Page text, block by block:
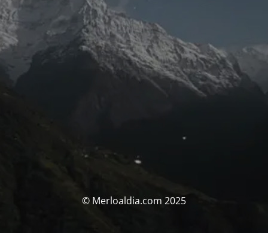
© Merloaldia.com 2025